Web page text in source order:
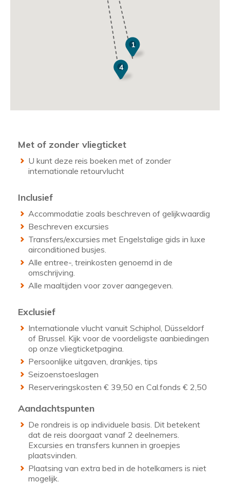
1
4
Met of zonder vliegticket
U kunt deze reis boeken met of zonder
internationale retourvlucht
Inclusief
Accommodatie zoals beschreven of gelijkwaardig
Beschreven excursies
Transfers/excursies met Engelstalige gids in luxe
airconditioned busjes.
Alle entree-, treinkosten genoemd in de
omschrijving.
Alle maaltijden voor zover aangegeven.
Exclusief
Internationale vlucht vanuit Schiphol, Düsseldorf
of Brussel. Kijk voor de voordeligste aanbiedingen
op onze vliegticketpagina.
Persoonlijke uitgaven, drankjes, tips
Seizoenstoeslagen
Reserveringskosten € 39,50 en Cal.fonds € 2,50
Aandachtspunten
De rondreis is op individuele basis. Dit betekent
dat de reis doorgaat vanaf 2 deelnemers.
Excursies en transfers kunnen in groepjes
plaatsvinden.
Plaatsing van extra bed in de hotelkamers is niet
mogelijk.